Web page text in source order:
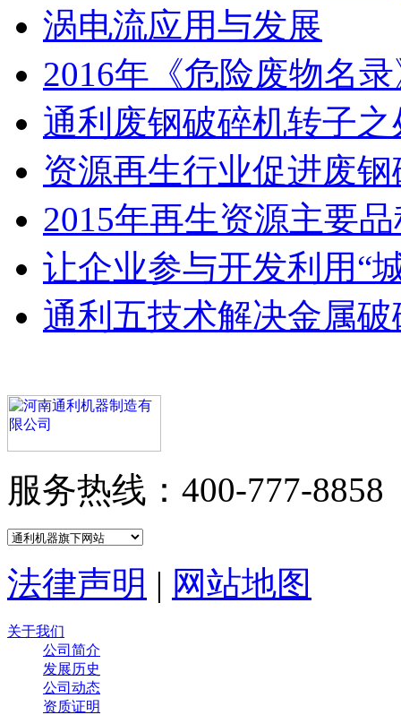
涡电流应用与发展
2016年《危险废物名
通利废钢破碎机转子之
资源再生行业促进废
2015年再生资源主要
让企业参与开发利用“
通利五技术解决金属
服务热线：400-777-8858
法律声明 | 网站地图
关于我们
公司简介
发展历史
公司动态
资质证明